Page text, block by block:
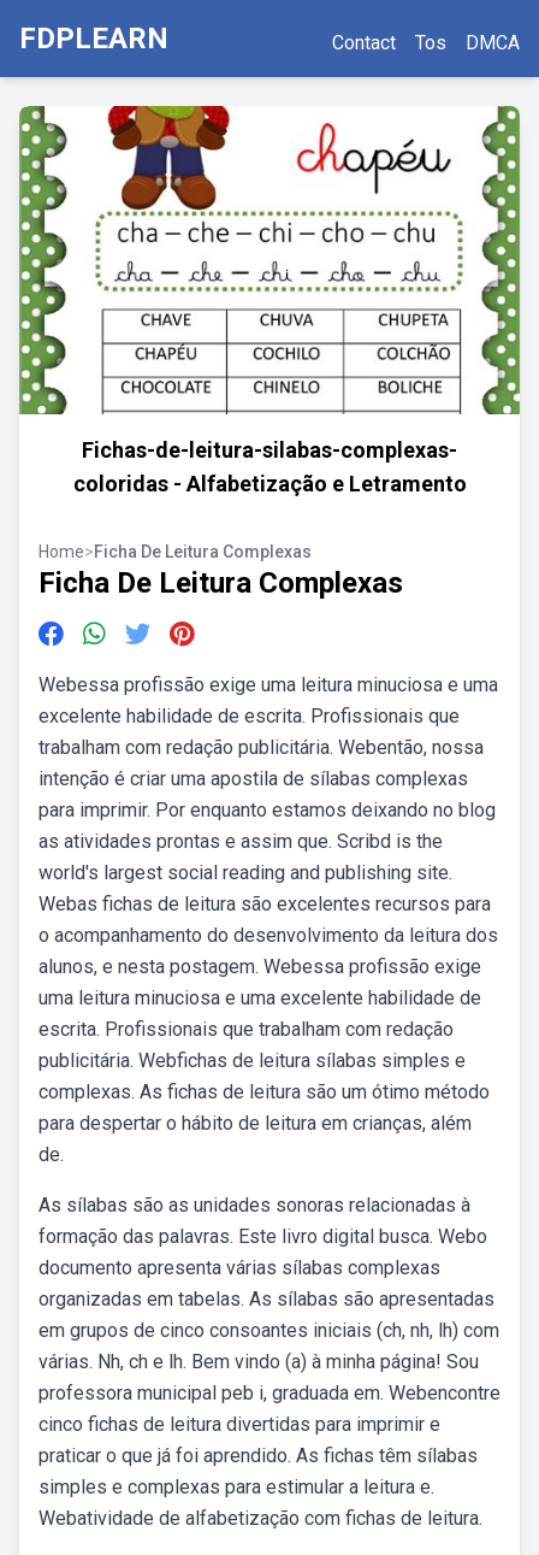
FDPLEARN Contact Tos DMCA
Fichas-de-leitura-silabas-complexas-
coloridas - Alfabetização e Letramento
Home>Ficha De Leitura Complexas
Ficha De Leitura Complexas
Webessa profissão exige uma leitura minuciosa e uma
excelente habilidade de escrita. Profissionais que
trabalham com redação publicitária. Webentão, nossa
intenção é criar uma apostila de sílabas complexas
para imprimir. Por enquanto estamos deixando no blog
as atividades prontas e assim que. Scribd is the
world's largest social reading and publishing site.
Webas fichas de leitura são excelentes recursos para
o acompanhamento do desenvolvimento da leitura dos
alunos, e nesta postagem. Webessa profissão exige
uma leitura minuciosa e uma excelente habilidade de
escrita. Profissionais que trabalham com redação
publicitária. Webfichas de leitura sílabas simples e
complexas. As fichas de leitura são um ótimo método
para despertar o hábito de leitura em crianças, além
de.
As sílabas são as unidades sonoras relacionadas à
formação das palavras. Este livro digital busca. Webo
documento apresenta várias sílabas complexas
organizadas em tabelas. As sílabas são apresentadas
em grupos de cinco consoantes iniciais (ch, nh, lh) com
várias. Nh, ch e lh. Bem vindo (a) à minha página! Sou
professora municipal peb i, graduada em. Webencontre
cinco fichas de leitura divertidas para imprimir e
praticar o que já foi aprendido. As fichas têm sílabas
simples e complexas para estimular a leitura e.
Webatividade de alfabetização com fichas de leitura.